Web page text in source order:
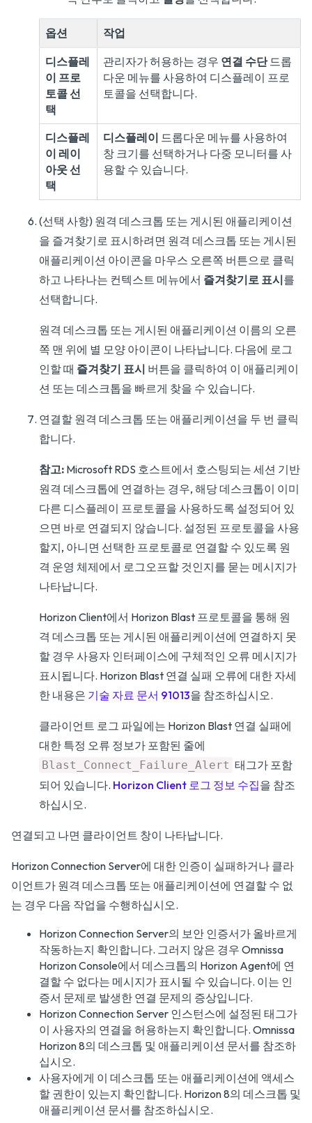
옵션 작업
디스플레
이 프로
토콜 선
택
관리자가 허용하는 경우 연결 수단드롭
다운 메뉴를 사용하여 디스플레이 프로
토콜을 선택합니다.
디스플레
이 레이
아웃 선
택
디스플레이 드롭다운 메뉴를 사용하여
창 크기를 선택하거나 다중 모니터를 사
용할 수 있습니다.
(선택 사항) 원격 데스크톱 또는 게시된 애플리케이션
을 즐겨찾기로 표시하려면 원격 데스크톱 또는 게시된
애플리케이션 아이콘을 마우스 오른쪽 버튼으로 클릭
하고 나타나는 컨텍스트 메뉴에서 즐겨찾기로 표시를
선택합니다.
원격 데스크톱 또는 게시된 애플리케이션 이름의 오른
쪽 맨 위에 별 모양 아이콘이 나타납니다. 다음에 로그
인할 때 즐겨찾기 표시 버튼을 클릭하여 이 애플리케이
션 또는 데스크톱을 빠르게 찾을 수 있습니다.
연결할 원격 데스크톱 또는 애플리케이션을 두 번 클릭
합니다.
참고: Microsoft RDS 호스트에서 호스팅되는 세션 기반
원격 데스크톱에 연결하는 경우, 해당 데스크톱이 이미
다른 디스플레이 프로토콜을 사용하도록 설정되어 있
으면 바로 연결되지 않습니다. 설정된 프로토콜을 사용
할지, 아니면 선택한 프로토콜로 연결할 수 있도록 원
격 운영 체제에서 로그오프할 것인지를 묻는 메시지가
나타납니다.
Horizon Client에서 Horizon Blast 프로토콜을 통해 원
격 데스크톱 또는 게시된 애플리케이션에 연결하지 못
할 경우 사용자 인터페이스에 구체적인 오류 메시지가
표시됩니다. Horizon Blast 연결 실패 오류에 대한 자세
한 내용은 기술 자료 문서 91013을 참조하십시오.
클라이언트 로그 파일에는 Horizon Blast 연결 실패에
대한 특정 오류 정보가 포함된 줄에
Blast_Connect_Failure_Alert 태그가 포함
되어 있습니다. Horizon Client 로그 정보 수집을 참조
하십시오.
연결되고 나면 클라이언트 창이 나타납니다.
Horizon Connection Server에 대한 인증이 실패하거나 클라
이언트가 원격 데스크톱 또는 애플리케이션에 연결할 수 없
는 경우 다음 작업을 수행하십시오.
Horizon Connection Server의 보안 인증서가 올바르게
작동하는지 확인합니다. 그러지 않은 경우 Omnissa
Horizon Console에서 데스크톱의 Horizon Agent에 연
결할 수 없다는 메시지가 표시될 수 있습니다. 이는 인
증서 문제로 발생한 연결 문제의 증상입니다.
Horizon Connection Server 인스턴스에 설정된 태그가
이 사용자의 연결을 허용하는지 확인합니다. Omnissa
Horizon 8의 데스크톱 및 애플리케이션 문서를 참조하
십시오.
사용자에게 이 데스크톱 또는 애플리케이션에 액세스
할 권한이 있는지 확인합니다. Horizon 8의 데스크톱 및
애플리케이션 문서를 참조하십시오.